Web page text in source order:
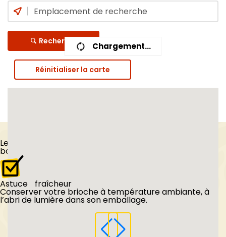
Chargement...
Recherche
Réinitialiser la carte
Les
boulanger vendéen
Astuce fraîcheur
Conserver votre brioche à température ambiante, à
l’abri de lumière dans son emballage.